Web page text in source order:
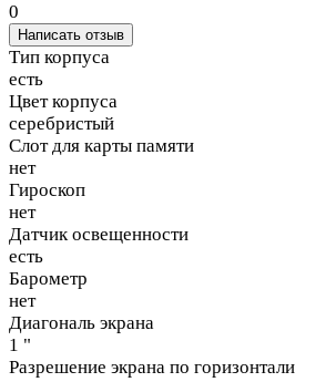
0
Написать отзыв
Тип корпуса
есть
Цвет корпуса
серебристый
Слот для карты памяти
нет
Гироскоп
нет
Датчик освещенности
есть
Барометр
нет
Диагональ экрана
1 "
Разрешение экрана по горизонтали